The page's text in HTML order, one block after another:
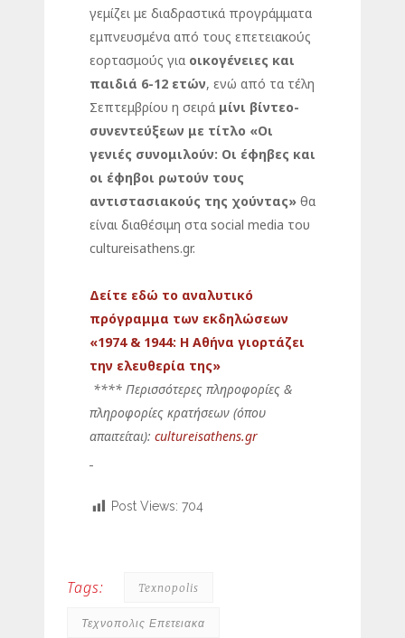
γεμίζει με διαδραστικά προγράμματα
εμπνευσμένα από τους επετειακούς
εορτασμούς για οικογένειες και
παιδιά 6-12 ετών, ενώ από τα τέλη
Σεπτεμβρίου η σειρά μίνι βίντεο-
συνεντεύξεων με τίτλο «Οι
γενιές συνομιλούν: Οι έφηβες και
οι έφηβοι ρωτούν τους
αντιστασιακούς της χούντας» θα
είναι διαθέσιμη στα social media του
cultureisathens.gr.
Δείτε εδώ το αναλυτικό
πρόγραμμα των εκδηλώσεων
«1974 & 1944: Η Αθήνα γιορτάζει
την ελευθερία της»
**** Περισσότερες πληροφορίες &
πληροφορίες κρατήσεων (όπου
απαιτείται): cultureisathens.gr
Post Views: 704
Tags: Texnopolis
Τεχνοπολις Επετειακα